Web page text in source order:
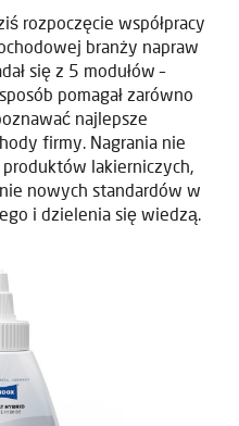
rozpoczęcie współpracy
branży napraw
się z 5 modułów –
pomagał zarówno
najlepsze
firmy. Nagrania nie
lakierniczych,
nowych standardów w
i dzielenia się wiedzą.